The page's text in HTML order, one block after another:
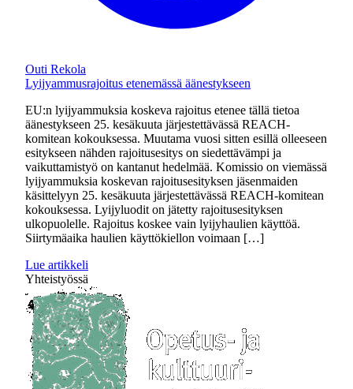
Outi Rekola
Lyijyammusrajoitus etenemässä äänestykseen
EU:n lyijyammuksia koskeva rajoitus etenee tällä tietoa
äänestykseen 25. kesäkuuta järjestettävässä REACH-
komitean kokouksessa. Muutama vuosi sitten esillä olleeseen
esitykseen nähden rajoitusesitys on siedettävämpi ja
vaikuttamistyö on kantanut hedelmää. Komissio on viemässä
lyijyammuksia koskevan rajoitusesityksen jäsenmaiden
käsittelyyn 25. kesäkuuta järjestettävässä REACH-komitean
kokouksessa. Lyijyluodit on jätetty rajoitusesityksen
ulkopuolelle. Rajoitus koskee vain lyijyhaulien käyttöä.
Siirtymäaika haulien käyttökiellon voimaan […]
Lue artikkeli
Yhteistyössä